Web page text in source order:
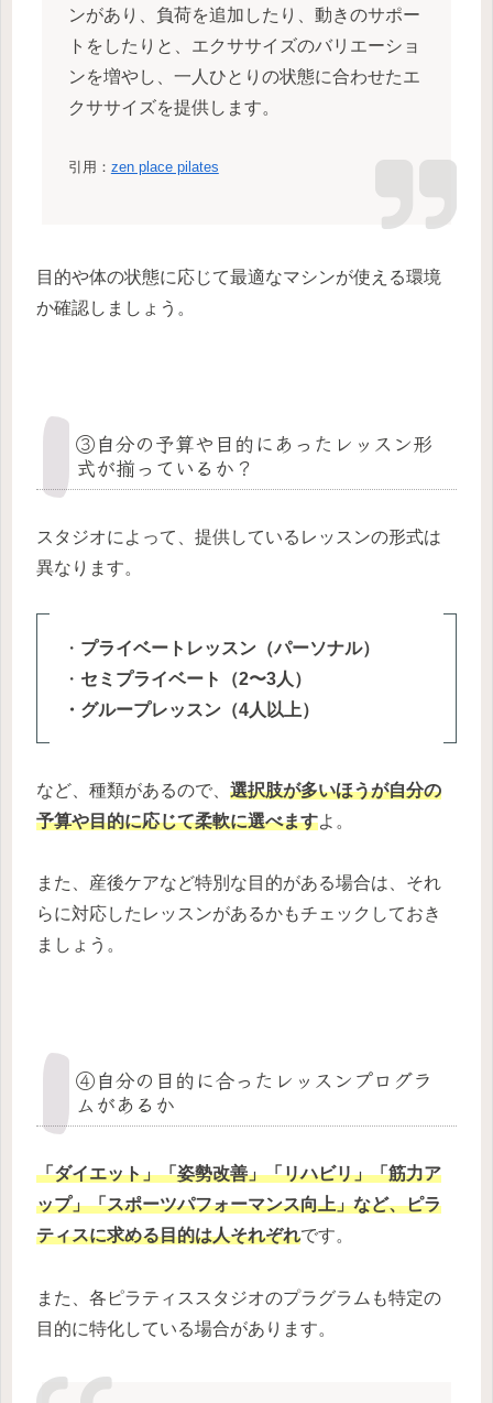
ンがあり、負荷を追加したり、動きのサポー
トをしたりと、エクササイズのバリエーショ
ンを増やし、一人ひとりの状態に合わせたエ
クササイズを提供します。
引用： zen place pilates
目的や体の状態に応じて最適なマシンが使える環境
か確認しましょう。
③自分の予算や目的にあったレッスン形
式が揃っているか？
スタジオによって、提供しているレッスンの形式は
異なります。
・ プライベートレッスン（パーソナル）
・ セミプライベート（2〜3人）
・グループレッスン（4人以上）
など、種類があるので、 選択肢が多いほうが自分の
予算や目的に応じて柔軟に選べますよ。
また、産後ケアなど特別な目的がある場合は、それ
らに対応したレッスンがあるかもチェックしておき
ましょう。
④自分の目的に合ったレッスンプログラ
ムがあるか
「ダイエット」「姿勢改善」「リハビリ」「筋力ア
ップ」「スポーツパフォーマンス向上」など、ピラ
ティスに求める目的は人それぞれです。
また、各ピラティススタジオのプラグラムも特定の
目的に特化している場合があります。